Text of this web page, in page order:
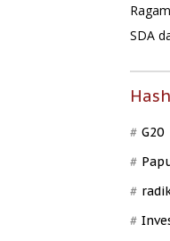
Ragam
SDA
G20